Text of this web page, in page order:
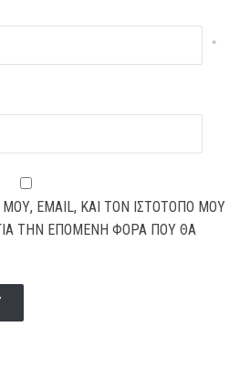
*
EMAIL, ΚΑΙ ΤΟΝ ΙΣΤΌΤΟΠΟ ΜΟΥ
ΤΗΝ ΕΠΌΜΕΝΗ ΦΟΡΆ ΠΟΥ ΘΑ